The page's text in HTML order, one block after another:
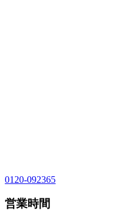
0120-092365
営業時間